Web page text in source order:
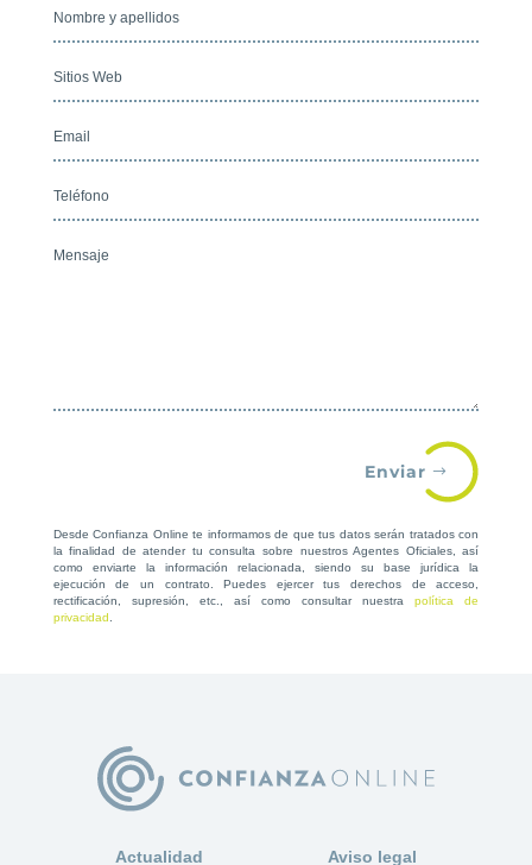
Enviar
Desde Confianza Online te informamos de que tus datos serán tratados con
la finalidad de atender tu consulta sobre nuestros Agentes Oficiales, así
como enviarte la información relacionada, siendo su base jurídica la
ejecución de un contrato. Puedes ejercer tus derechos de acceso,
rectificación, supresión, etc., así como consultar nuestrapolítica de
privacidad
Actualidad Aviso legal